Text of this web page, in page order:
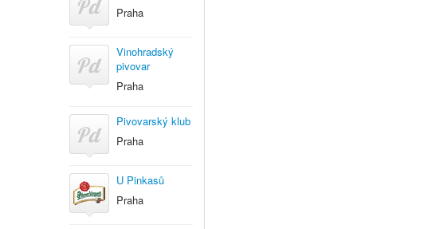
Praha
Vinohradský
pivovar
Praha
Pivovarský klub
Praha
U Pinkasů
Praha